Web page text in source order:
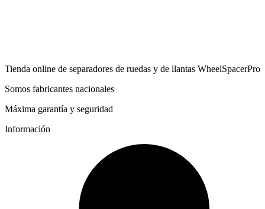
Tienda online de separadores de ruedas y de llantas WheelSpacerPro
Somos fabricantes nacionales
Máxima garantía y seguridad
Información